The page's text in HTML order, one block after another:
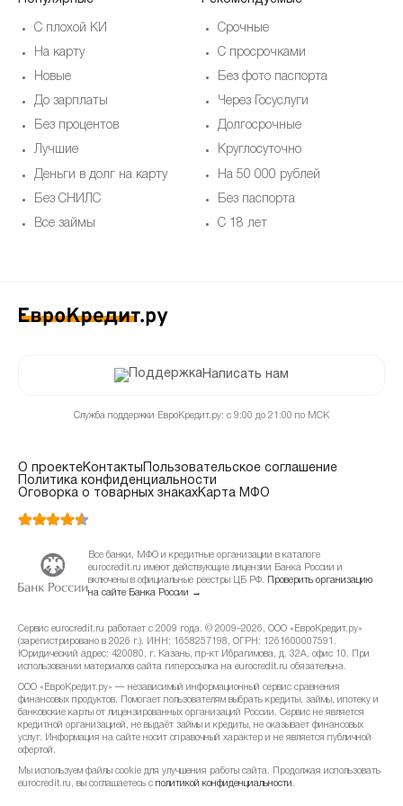
С плохой КИ
На карту
Новые
До зарплаты
Без процентов
Лучшие
Деньги в долг на карту
Без СНИЛС
Все займы
Срочные
С просрочками
Без фото паспорта
Через Госуслуги
Долгосрочные
Круглосуточно
На 50 000 рублей
Без паспорта
С 18 лет
Написать нам
Служба поддержки ЕвроКредит.ру: с 9:00 до 21:00 по МСК
О проектеКонтакты Пользовательское соглашение
Политика конфиденциальности
Оговорка о товарных знакахКарта МФО
Все банки, МФО и кредитные организации в каталоге
eurocredit.ru имеют действующие лицензии Банка России и
включены в официальные реестры ЦБ РФ.
Проверить организацию
на сайте Банка России →
Сервис eurocredit.ru работает с 2009 года. © 2009–2026, ООО «ЕвроКредит.ру»
(зарегистрировано в 2026 г.). ИНН: 1658257198, ОГРН: 1261600007591.
Юридический адрес: 420080, г. Казань, пр-кт Ибрагимова, д. 32А, офис 10. При
использовании материалов сайта гиперссылка на eurocredit.ru обязательна.
ООО «ЕвроКредит.ру» — независимый информационный сервис сравнения
финансовых продуктов. Помогает пользователям выбрать кредиты, займы, ипотеку и
банковские карты от лицензированных организаций России. Сервис не является
кредитной организацией, не выдаёт займы и кредиты, не оказывает финансовых
услуг. Информация на сайте носит справочный характер и не является публичной
офертой.
Мы используем файлы cookie для улучшения работы сайта. Продолжая использовать
eurocredit.ru, вы соглашаетесь с политикой конфиденциальности .